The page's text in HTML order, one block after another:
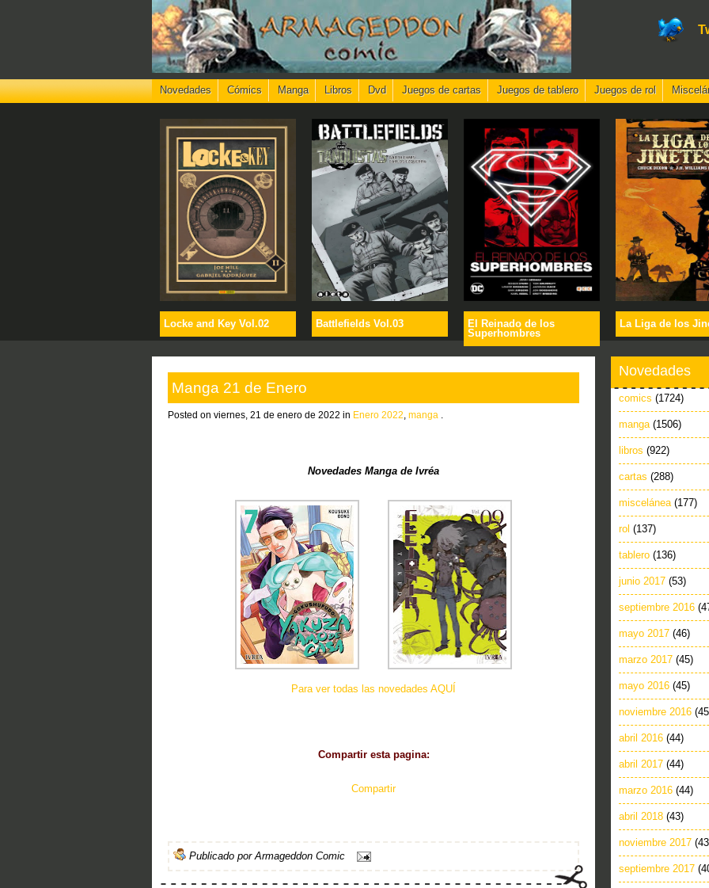
Novedades Cómics Manga Libros Dvd Juegos de cartas Juegos de tablero Juegos de rol
Locke and Key Vol.02 Battlefields Vol.03
El Reinado de los
Superhombres
La Liga de los
Manga 21 de Enero
Posted on viernes, 21 de enero de 2022 in Enero 2022 manga
Novedades Manga de Ivréa
Para ver todas las novedades AQUÍ
Compartir esta pagina:
Compartir
Publicado porArmageddon Comic
Novedades
comics (1724)
manga (1506)
libros (922)
cartas (288)
miscelánea (177)
rol (137)
tablero (136)
junio 2017 (53)
septiembre 2016
mayo 2017 (46)
marzo 2017 (45)
mayo 2016 (45)
noviembre 2016
abril 2016 (44)
abril 2017 (44)
marzo 2016 (44)
abril 2018 (43)
noviembre 2017
septiembre 2017